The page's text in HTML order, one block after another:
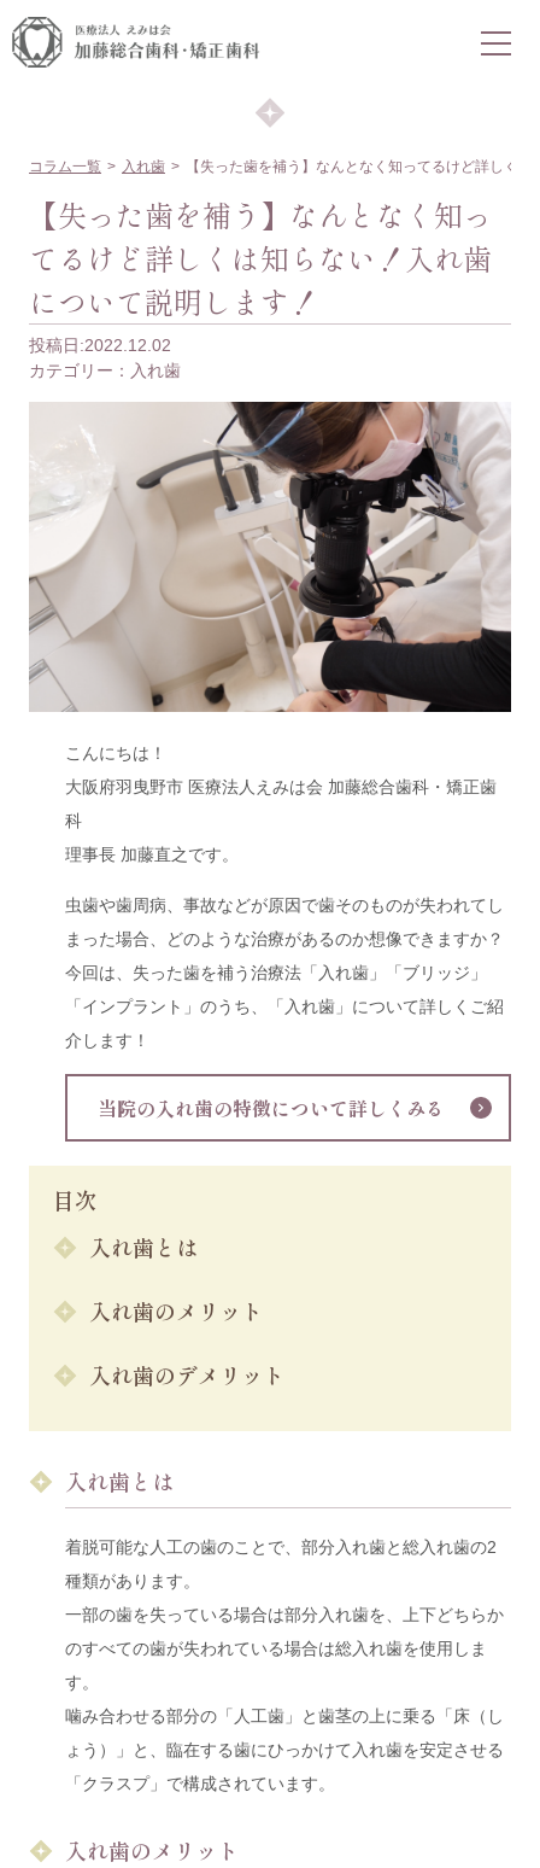
COLUMN
コラム
コラム一覧 入れ歯 【失った歯を補う】なんとなく知ってるけど詳しく
【失った歯を補う】なんとなく知っ
てるけど詳しくは知らない！入れ歯
について説明します！
投稿日:2022.12.02
カテゴリー： 入れ歯
こんにちは！
大阪府羽曳野市 医療法人えみは会 加藤総合歯科・矯正歯
科
理事長 加藤直之です。
虫歯や歯周病、事故などが原因で歯そのものが失われてし
まった場合、どのような治療があるのか想像できますか？
今回は、失った歯を補う治療法「入れ歯」「ブリッジ」
「インプラント」のうち、「入れ歯」について詳しくご紹
介します！
当院の入れ歯の特徴について詳しくみる
目次
入れ歯とは
入れ歯のメリット
入れ歯のデメリット
入れ歯とは
着脱可能な人工の歯のことで、部分入れ歯と総入れ歯の2
種類があります。
一部の歯を失っている場合は部分入れ歯を、上下どちらか
のすべての歯が失われている場合は総入れ歯を使用しま
す。
噛み合わせる部分の「人工歯」と歯茎の上に乗る「床（し
ょう）」と、臨在する歯にひっかけて入れ歯を安定させる
「クラスプ」で構成されています。
入れ歯のメリット